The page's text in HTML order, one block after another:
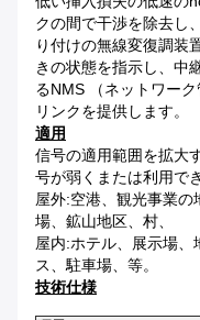
クの間で干渉を除去し
り付けの無線変復調装
きの状態を指示し、中
るNMS （ネットワー
リンクを提供します。
適用
信号の適用範囲を拡大
号が弱くまたは利用で
屋外:空港、観光事業
場、鉱山地区、村、
屋内:ホテル、展示場、
ス、駐車場、等。
技術仕様